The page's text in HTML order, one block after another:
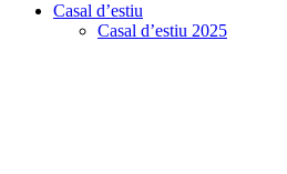
Casal d’estiu
Casal d’estiu 2025